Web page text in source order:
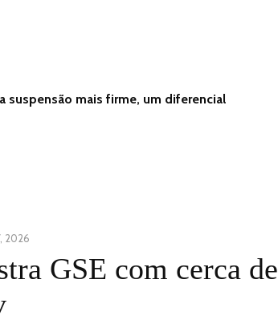
suspensão mais firme, um diferencial
2026
2026GSE com cerca de